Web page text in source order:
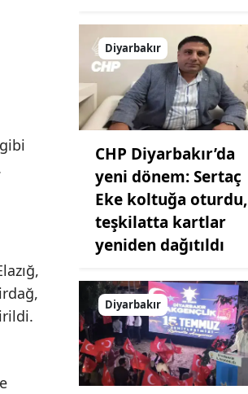
Diyarbakır
CHP Diyarbakır’da
yeni dönem: Sertaç
Eke koltuğa oturdu,
teşkilatta kartlar
yeniden dağıtıldı
Diyarbakır